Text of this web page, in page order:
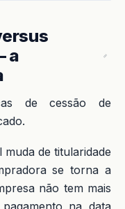
a
de cessão de
de titularidade
se torna a
não tem mais
na data